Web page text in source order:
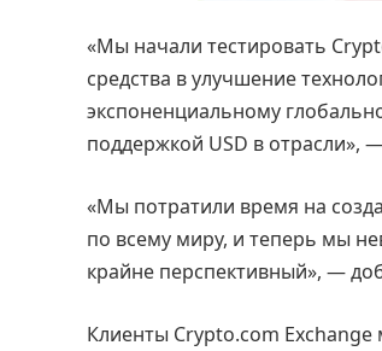
«Мы начали тестировать
средства в улучшение
экспоненциальному
поддержкой USD в отрасли»,
«Мы потратили время на
по всему миру, и теперь мы
крайне перспективный», —
Клиенты Crypto.com